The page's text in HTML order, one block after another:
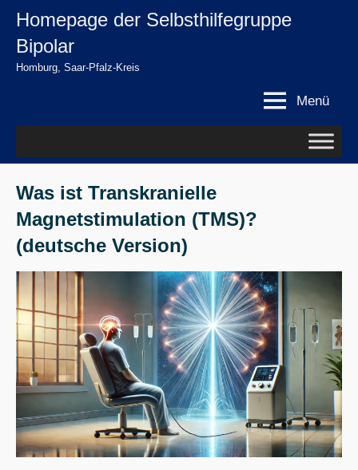
springen
Zum
springen
Homepage der Selbsthilfegruppe
Bipolar
Homburg, Saar-Pfalz-Kreis
Menü
Was ist Transkranielle
Magnetstimulation (TMS)?
(deutsche Version)